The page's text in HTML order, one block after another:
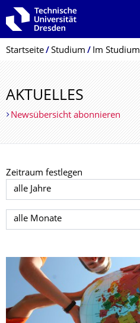
Zur Hauptnavigation springen
Zur Suche springen
Zum Inhalt springen
Breadcrumb-Menü
Startseite Studium Im Studium
AKTUELLES
Newsübersicht abonnieren
Zeitraum festlegen
Jahr auswählen
Monat auswählen